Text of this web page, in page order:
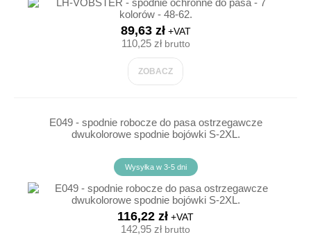
89,63 zł+VAT
110,25 złbrutto
ZOBACZ
E049 - spodnie robocze do pasa ostrzegawcze
dwukolorowe spodnie bojówki S-2XL.
Wysyłka w 3-5 dni
116,22 zł +VAT
142,95 złbrutto